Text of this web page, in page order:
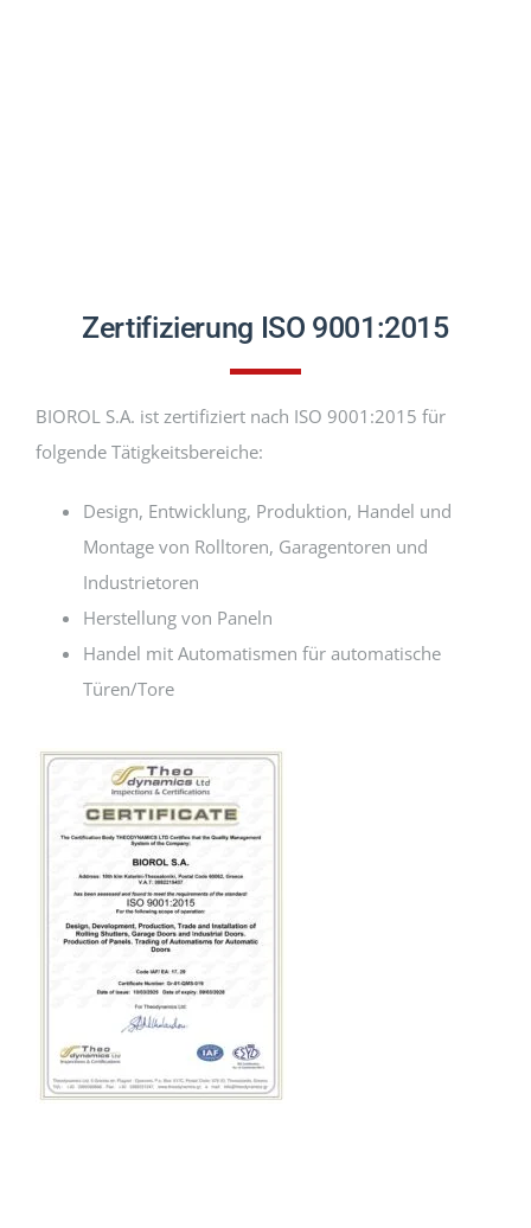
Zertifizierung ISO 9001:2015
BIOROL S.A. ist zertifiziert nach ISO 9001:2015 für
folgende Tätigkeitsbereiche:
Design, Entwicklung, Produktion, Handel und
Montage von Rolltoren, Garagentoren und
Industrietoren
Herstellung von Paneln
Handel mit Automatismen für automatische
Türen/Tore